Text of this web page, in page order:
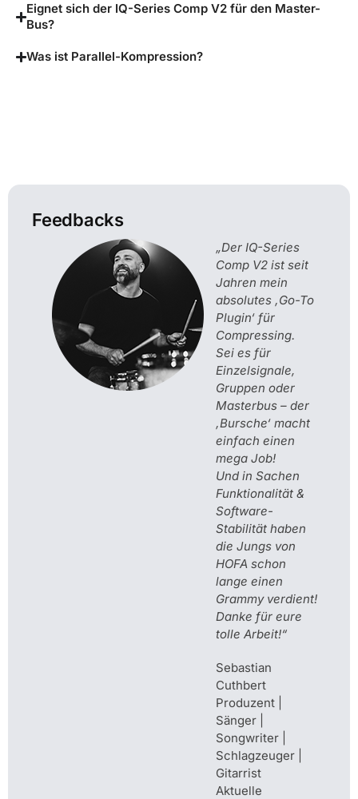
Eignet sich der IQ-Series Comp V2 für den Master-
Bus?
Was ist Parallel-Kompression?
Feedbacks
„Der IQ-Series
Comp V2 ist seit
Jahren mein
absolutes ‚Go-To
Plugin‘ für
Compressing.
Sei es für
Einzelsignale,
Gruppen oder
Masterbus – der
‚Bursche‘ macht
einfach einen
mega Job!
Und in Sachen
Funktionalität &
Software-
Stabilität haben
die Jungs von
HOFA schon
lange einen
Grammy verdient!
Danke für eure
tolle Arbeit!“
Sebastian
Cuthbert
Produzent |
Sänger |
Songwriter |
Schlagzeuger |
Gitarrist
Aktuelle